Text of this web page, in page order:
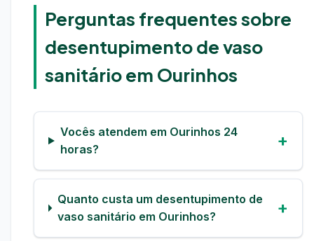
Perguntas frequentes sobre
desentupimento de vaso
sanitário em Ourinhos
Vocês atendem em Ourinhos 24
horas?
Quanto custa um desentupimento de
vaso sanitário em Ourinhos?